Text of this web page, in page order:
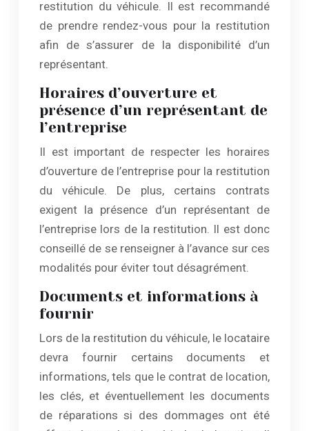
restitution du véhicule. Il est recommandé
de prendre rendez-vous pour la restitution
afin de s’assurer de la disponibilité d’un
représentant.
Horaires d’ouverture et
présence d’un représentant de
l’entreprise
Il est important de respecter les horaires
d’ouverture de l’entreprise pour la restitution
du véhicule. De plus, certains contrats
exigent la présence d’un représentant de
l’entreprise lors de la restitution. Il est donc
conseillé de se renseigner à l’avance sur ces
modalités pour éviter tout désagrément.
Documents et informations à
fournir
Lors de la restitution du véhicule, le locataire
devra fournir certains documents et
informations, tels que le contrat de location,
les clés, et éventuellement les documents
de réparations si des dommages ont été